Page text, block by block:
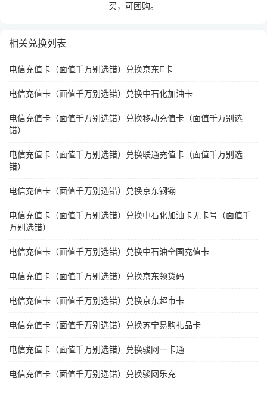
买，可团购。
相关兑换列表
电信充值卡（面值千万别选错）兑换京东E卡
电信充值卡（面值千万别选错）兑换中石化加油卡
电信充值卡（面值千万别选错）兑换移动充值卡（面值千万别选
错）
电信充值卡（面值千万别选错）兑换联通充值卡（面值千万别选
错）
电信充值卡（面值千万别选错）兑换京东钢镚
电信充值卡（面值千万别选错）兑换中石化加油卡无卡号（面值千
万别选错）
电信充值卡（面值千万别选错）兑换中石油全国充值卡
电信充值卡（面值千万别选错）兑换京东领货码
电信充值卡（面值千万别选错）兑换京东超市卡
电信充值卡（面值千万别选错）兑换苏宁易购礼品卡
电信充值卡（面值千万别选错）兑换骏网一卡通
电信充值卡（面值千万别选错）兑换骏网乐充